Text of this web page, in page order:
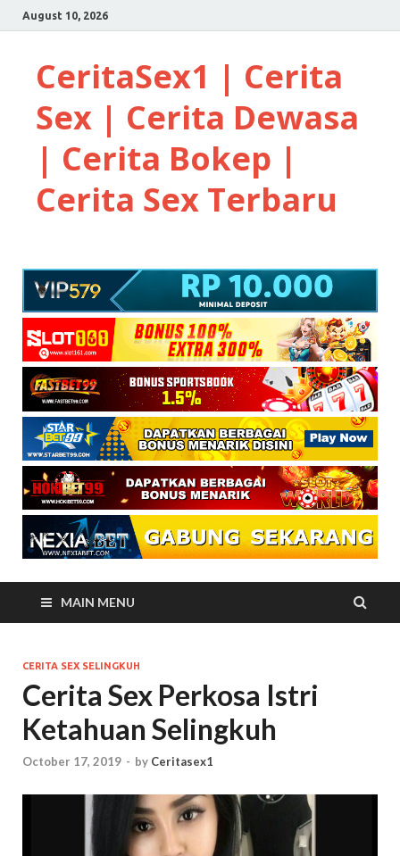
August 10, 2026
CeritaSex1 | Cerita
Sex | Cerita Dewasa
| Cerita Bokep |
Cerita Sex Terbaru
MAIN MENU
CERITA SEX SELINGKUH
Cerita Sex Perkosa Istri
Ketahuan Selingkuh
October 17, 2019 - by Ceritasex1